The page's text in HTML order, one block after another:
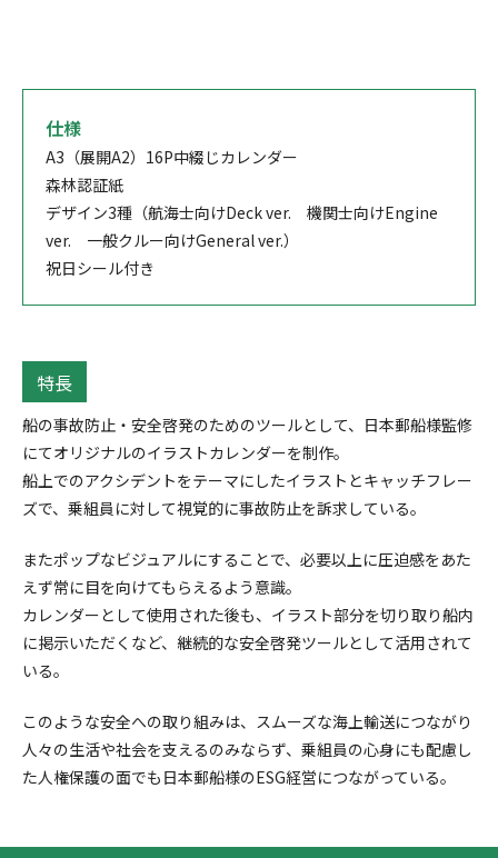
仕様
A3（展開A2）16P中綴じカレンダー
森林認証紙
デザイン3種（航海士向けDeck ver. 機関士向けEngine
ver. 一般クルー向けGeneral ver.）
祝日シール付き
特長
船の事故防止・安全啓発のためのツールとして、日本郵船様監修
にてオリジナルのイラストカレンダーを制作。
船上でのアクシデントをテーマにしたイラストとキャッチフレー
ズで、乗組員に対して視覚的に事故防止を訴求している。
またポップなビジュアルにすることで、必要以上に圧迫感をあた
えず常に目を向けてもらえるよう意識。
カレンダーとして使用された後も、イラスト部分を切り取り船内
に掲示いただくなど、継続的な安全啓発ツールとして活用されて
いる。
このような安全への取り組みは、スムーズな海上輸送につながり
人々の生活や社会を支えるのみならず、乗組員の心身にも配慮し
た人権保護の面でも日本郵船様のESG経営につながっている。